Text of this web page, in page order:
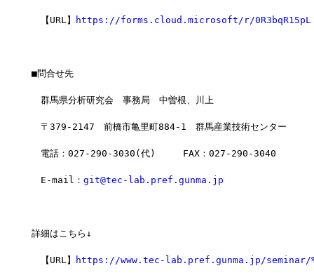
【URL】 https://forms.cloud.microsoft/r/0R3bqR15pL
■問合せ先
群馬県分析研究会　事務局　中曽根、川上
〒379-2147　前橋市亀里町884-1　群馬産業技術センター
電話：027-290-3030(代)　　　FAX：027-290-3040
E-mail： git@tec-lab.pref.gunma.jp
詳細はこちら↓
【URL】 https://www.tec-lab.pref.gunma.jp/seminar/